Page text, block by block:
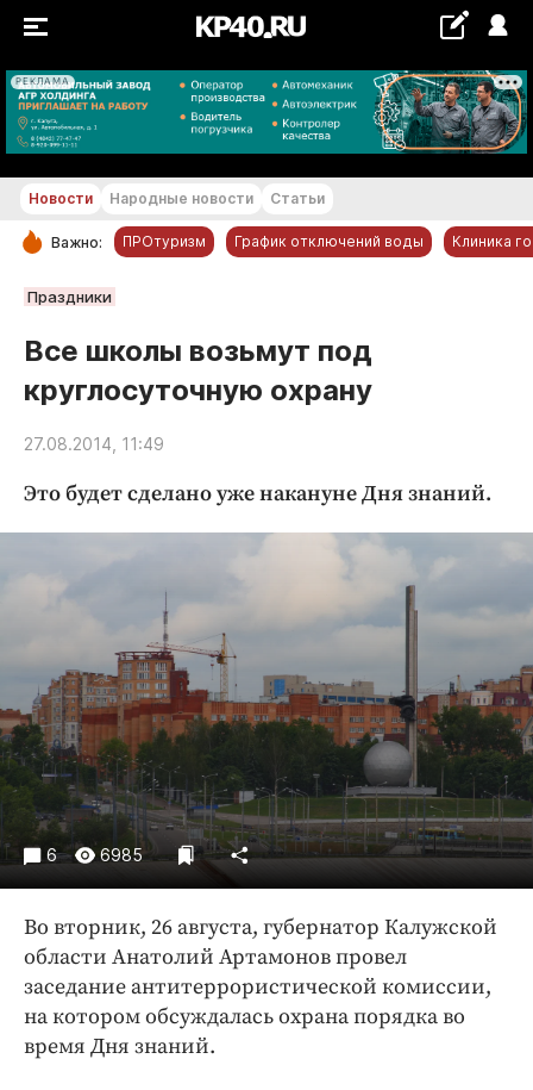
РЕКЛАМА
+29...+30 °С
РУБРИКИ
Статьи
Народные новости
Благоустройство
Недвижимость и ЖКХ
Образование
Общество
Погода
Праздники
Происшествия
Спорт
Экономика и бизнес
ПРОЕКТЫ
Блоги
Издания
Медиаперсона
Новости Народные новости Статьи
Важно: ПРОтуризм График отключений воды Клиника
Праздники
Все школы возьмут под
круглосуточную охрану
27.08.2014, 11:49
Это будет сделано уже накануне Дня знаний.
6 6985
Во вторник, 26 августа, губернатор Калужской
области Анатолий Артамонов провел
заседание антитеррористической комиссии,
на котором обсуждалась охрана порядка во
время Дня знаний.